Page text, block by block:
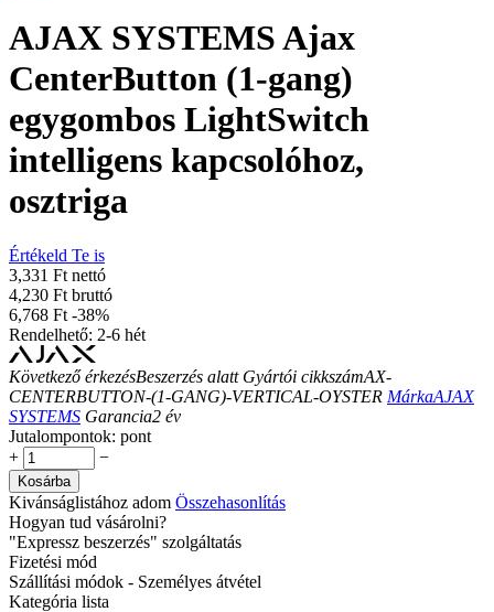
AJAX SYSTEMS Ajax
CenterButton (1-gang)
egygombos LightSwitch
intelligens kapcsolóhoz,
osztriga
Értékeld Te is
3,331 Ft nettó
4,230 Ft bruttó
6,768 Ft -38%
Rendelhető: 2-6 hét
Következő érkezésBeszerzés alatt Gyártói cikkszámAX-
CENTERBUTTON-(1-GANG)-VERTICAL-OYSTER MárkaAJAX
SYSTEMS Garancia2 év
Jutalompontok: pont
+
−
Kosárba
Kivánságlistához adom Összehasonlítás
Hogyan tud vásárolni?
"Expressz beszerzés" szolgáltatás
Fizetési mód
Szállítási módok - Személyes átvétel
Kategória lista